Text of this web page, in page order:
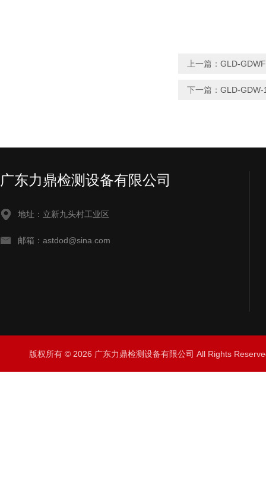
上一篇： GLD-
下一篇： GLD-GDW-
广东力鼎检测设备有限公司
地址：立新九头村工业区
邮箱：astdod@sina.com
版权所有 © 2026 广东力鼎检测设备有限公司 All Rights